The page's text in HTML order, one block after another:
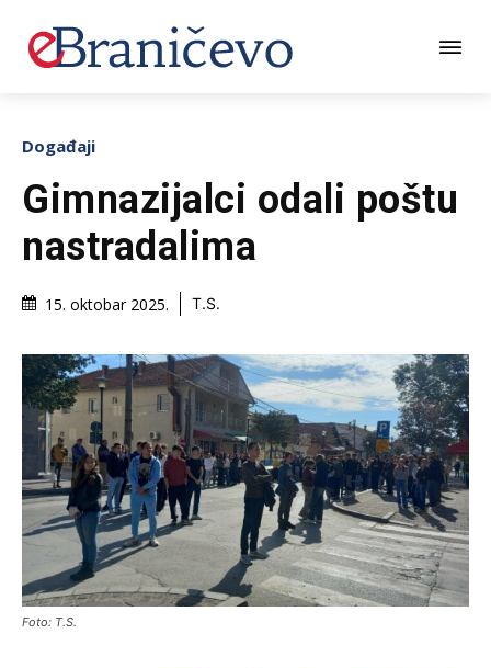
Događaji
Gimnazijalci odali poštu
nastradalima
15. oktobar 2025. T.S.
Foto: T.S.